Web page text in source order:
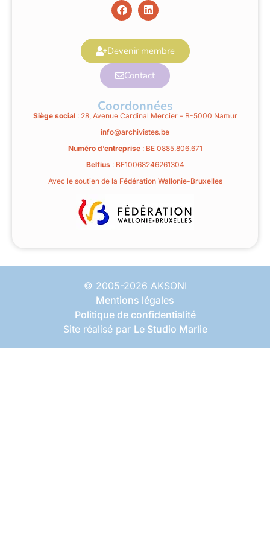
Devenir membre
Contact
Coordonnées
Siège social: 28, Avenue Cardinal Mercier – B-5000 Namur
info@archivistes.be
Numéro d’entreprise: BE 0885.806.671
Belfius: BE10068246261304
Avec le soutien de la Fédération Wallonie-Bruxelles
© 2005-2026 AKSONI
Mentions légales
Politique de confidentialité
Site réalisé par Le Studio Marlie